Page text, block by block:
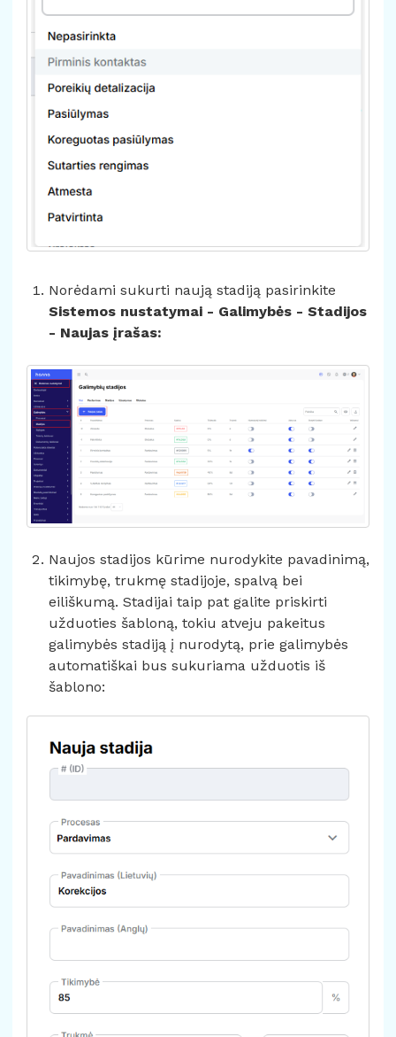
Norėdami sukurti naują stadiją pasirinkite
Sistemos nustatymai - Galimybės - Stadijos
- Naujas įrašas:
Naujos stadijos kūrime nurodykite pavadinimą,
tikimybę, trukmę stadijoje, spalvą bei
eiliškumą. Stadijai taip pat galite priskirti
užduoties šabloną, tokiu atveju pakeitus
galimybės stadiją į nurodytą, prie galimybės
automatiškai bus sukuriama užduotis iš
šablono: